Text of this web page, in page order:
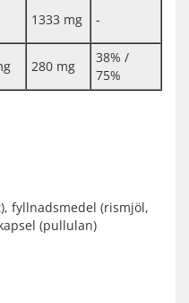
1333 mg -
280 mg
38% /
75%
fyllnadsmedel (rismjöl,
(pullulan)